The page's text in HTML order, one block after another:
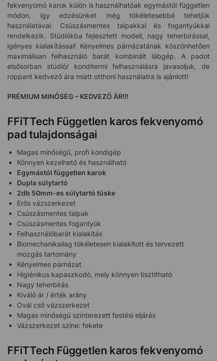
fekvenyomó karok külön is használhatóak egymástól független
módon, így edzésünket még tökéletesebbé tehetjük
használatával. Csúszásmentes talpakkal és fogantyúkkal
rendelkezik. Stúdiókba fejlesztett modell, nagy teherbírással,
igényes kialakítással! Kényelmes párnázatának köszönhetően
maximálisan felhasználó barát kombinált lábgép. A padot
elsősorban stúdió/ konditermi felhasználásra javasoljuk, de
roppant kedvező ára miatt otthoni használatra is ajánlott!
PRÉMIUM MINŐSÉG – KEDVEZŐ ÁR!!!
FFiTTech Független karos fekvenyomó
pad tulajdonságai
Magas minőségű, profi kondigép
Könnyen kezelhető és használható
Egymástól független karok
Dupla súlytartó
2db 50mm-es súlytartó tüske
Erős vázszerkezet
Csúszásmentes talpak
Csúszásmentes fogantyúk
Felhasználóbarát kialakítás
Biomechanikailag tökéletesen kialakított és tervezett
mozgás tartomány
Kényelmes párnázat
Higiénikus kapaszkodó, mely könnyen tisztítható
Nagy teherbírás
Kiváló ár / érték arány
Ovál cső vázszerkezet
Magas minőségű szinterezett festési eljárás
Vázszerkezet színe: fekete
FFiTTech Független karos fekvenyomó